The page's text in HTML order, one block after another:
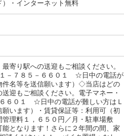
・インターネット無料
寄り駅への送迎もご相談ください。
－７８５－６６０１ ☆日中の電話が
件名等を送信願います）◇当店はどの
迎もご相談ください。電子マネー・
６０１ ☆日中の電話が難しい方はＬ
います）・賃貸保証等：利用可（初
理料１，６５０円／月・駐車場敷
となります！さらに２年間の間、家